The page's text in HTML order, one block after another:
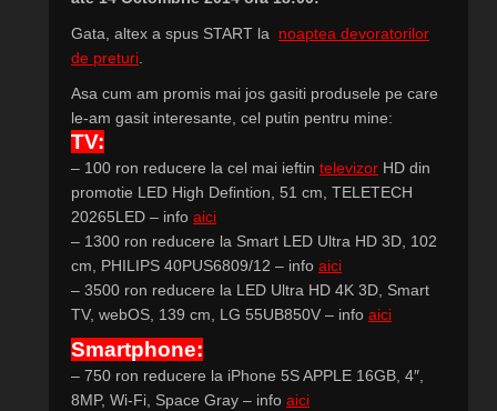
Gata, altex a spus START la noaptea devoratorilor
de preturi
Asa cum am promis mai jos gasiti produsele pe care
le-am gasit interesante, cel putin pentru mine:
TV:
– 100 ron reducere la cel mai ieftin televizor HD din
promotie LED High Defintion, 51 cm, TELETECH
20265LED – info aici
– 1300 ron reducere la Smart LED Ultra HD 3D, 102
cm, PHILIPS 40PUS6809/12 – info aici
– 3500 ron reducere la LED Ultra HD 4K 3D, Smart
TV, webOS, 139 cm, LG 55UB850V – info aici
Smartphone:
– 750 ron reducere la iPhone 5S APPLE 16GB, 4″,
8MP, Wi-Fi, Space Gray – info aici